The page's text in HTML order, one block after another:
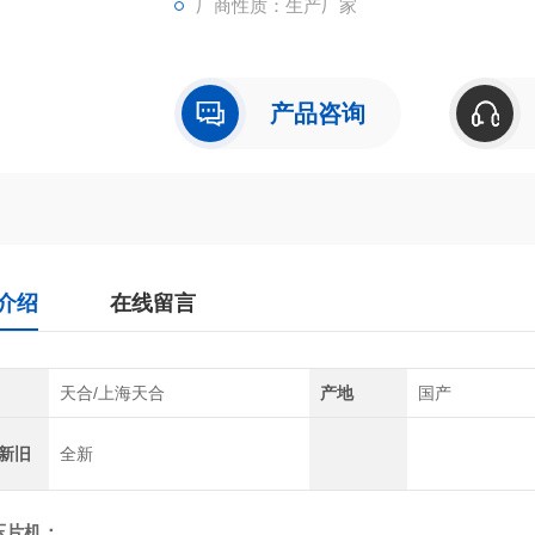
厂商性质：生产厂家
产品咨询
绍 在线留言
天合/上海天合 产地 国产
旧 全新